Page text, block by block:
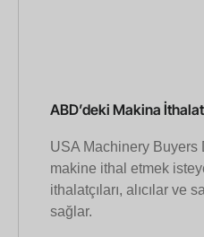
ABD’deki Makina
USA Machinery Buyers
makine ithal etmek
ithalatçıları, alıcılar ve
sağlar.